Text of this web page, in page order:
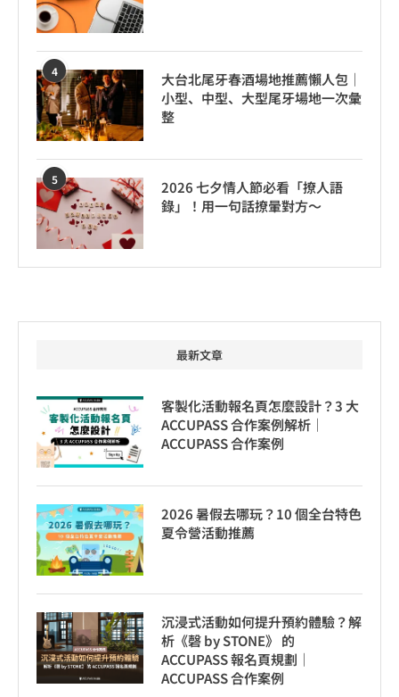
4
大台北尾牙春酒場地推薦懶人包｜
小型、中型、大型尾牙場地一次彙
整
5
2026 七夕情人節必看「撩人語
錄」！用一句話撩暈對方～
最新文章
客製化活動報名頁怎麼設計？3 大
ACCUPASS 合作案例解析｜
ACCUPASS 合作案例
2026 暑假去哪玩？10 個全台特色
夏令營活動推薦
沉浸式活動如何提升預約體驗？解
析《磬 by STONE》 的
ACCUPASS 報名頁規劃｜
ACCUPASS 合作案例